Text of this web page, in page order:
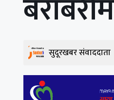
सुदूरखबर संवाददाता